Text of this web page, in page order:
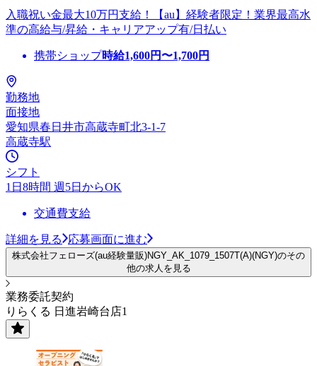
入職祝い金最大10万円支給！【au】経験者限定！業界最高水
準の高給与/昇給・キャリアアップ有/日払い
携帯ショップ時給1,600円〜1,700円
勤務地
面接地
愛知県春日井市高蔵寺町北3-1-7
高蔵寺駅
シフト
1日8時間 週5日からOK
交通費支給
詳細を見る 応募画面に進む
株式会社フェローズ(au経験量販)NGY_AK_1079_1507T(A)(NGY)のその
他の求人を見る
業務委託契約
りらくる 日進岩崎台店1